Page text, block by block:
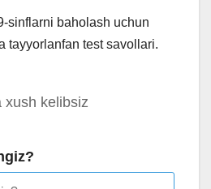
sinflarni baholash uchun
tayyorlanfan test savollari.
xush kelibsiz